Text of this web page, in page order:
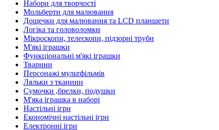
Набори для творчості
Мольберти для малювання
Дощечки для малювання та LCD планшети
Логіка та головоломки
Мікроскопи, телескопи, підзорні труби
М'які іграшки
Функціональні м'які іграшки
Тварини
Персонажі мультфільмів
Ляльки з тканини
Сумочки ,брелки, подушки
М'яка іграшка в наборі
Настільні ігри
Економічні настільні ігри
Електронні ігри